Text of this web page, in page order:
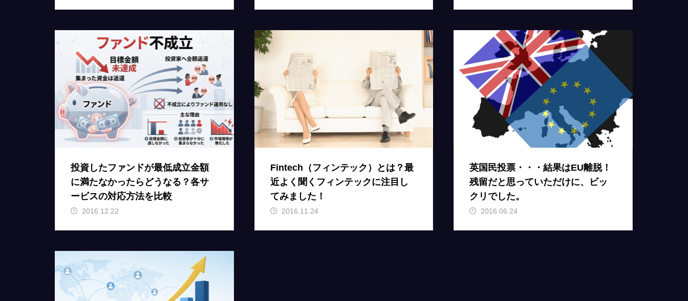
投資したファンドが最低成立金額
に満たなかったらどうなる？各サ
ービスの対応方法を比較
2016.12.22
Fintech（フィンテック）とは？最
近よく聞くフィンテックに注目し
てみました！
2016.11.24
英国民投票・・・結果はEU離脱！
残留だと思っていただけに、ビッ
クリでした。
2016.06.24